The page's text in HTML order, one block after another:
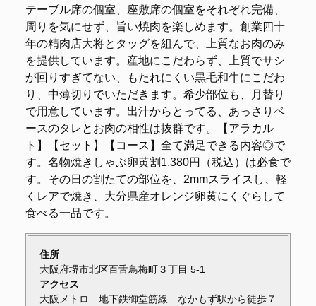
テーブル席の個室、座敷席の個室をそれぞれ完備、
周りを気にせず、旨い焼肉を楽しめます。創業四十
年の精肉店大将とタッグを組んで、上質なお肉のみ
を提供しています。産地にこだわらず、上質でサシ
が回りすぎてない、もたれにくい黒毛和牛にこだわ
り、中薄切りでいただきます。希少部位も、月替り
で用意しています。出汁からとってる、あっさりベ
ースのタレとお肉の相性は抜群です。【アラカル
ト】【セット】【コース】全て満足できる内容◎で
す。名物焼きしゃぶ卵黄割1,380円（税込）は必食で
す。その日の割たての部位を、2mmスライスし、軽
くレアで焼き、大分県産オレンジ卵黄にくぐらして
食べる一品です。
住所
大阪府堺市北区百舌鳥梅町３丁目 5-1
アクセス
大阪メトロ 地下鉄御堂筋線 なかもず駅から徒歩７